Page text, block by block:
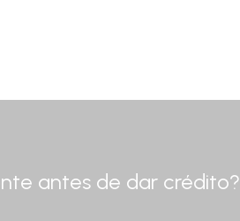
antes de dar crédito?